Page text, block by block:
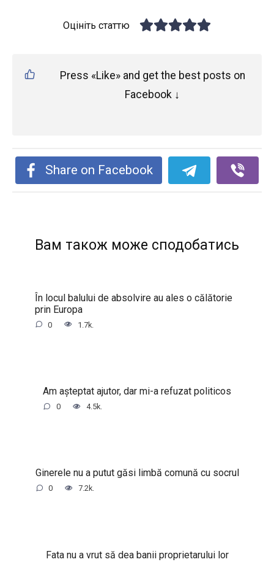
Оцініть статтю
Press «Like» and get the best posts on
Facebook ↓
Share on Facebook
Вам також може сподобатись
În locul balului de absolvire au ales o călătorie
prin Europa
0 1.7k.
Am așteptat ajutor, dar mi-a refuzat politicos
0 4.5k.
Ginerele nu a putut găsi limbă comună cu socrul
0 7.2k.
Fata nu a vrut să dea banii proprietarului lor